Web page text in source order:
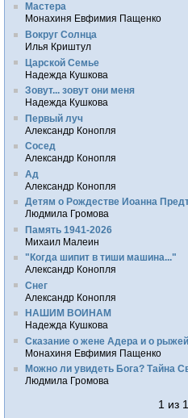
Мастера
Монахиня Евфимия Пащенко
Вокруг Солнца
Илья Криштул
Царской Семье
Надежда Кушкова
Зовут... зовут они меня
Надежда Кушкова
Первый луч
Александр Конопля
Сосед
Александр Конопля
Ад
Александр Конопля
Детям о Рождестве Иоанна
Людмила Громова
Память 1941-2026
Михаил Малеин
"Когда шипит в тиши машина..."
Александр Конопля
Снег
Александр Конопля
НАШИМ ВОИНАМ
Надежда Кушкова
Сказание о жене Адера и о
Монахиня Евфимия Пащенко
Можно ли увидеть Бога? Тайна
Людмила Громова
1 из